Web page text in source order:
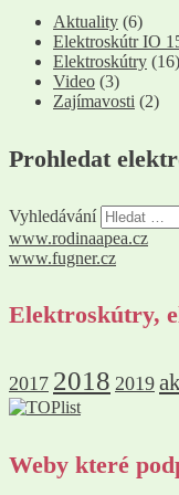
Aktuality (6)
Elektroskútr IO
Elektroskútry (16)
Video (3)
Zajímavosti (2)
Prohledat
Vyhledávání
www.rodinaapea.cz
www.fugner.cz
Elektroskútry,
2017 2018 2019
Weby které